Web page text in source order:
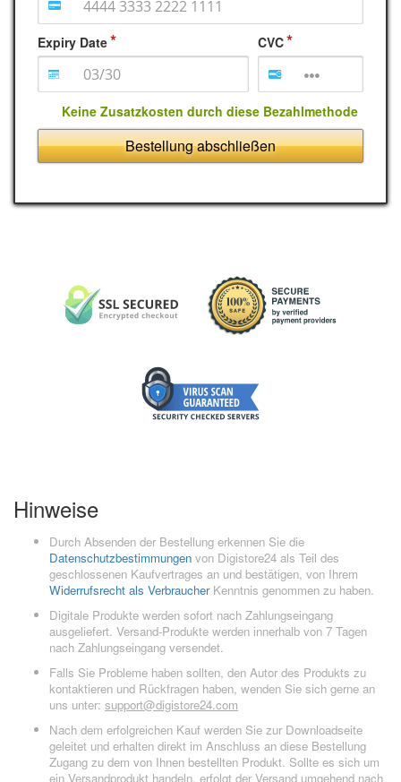
Expiry Date CVC
Keine Zusatzkosten durch diese Bezahlmethode
Bestellung abschließen
Hinweise
Durch Absenden der Bestellung erkennen Sie die
Datenschutzbestimmungen von Digistore24 als Teil des
geschlossenen Kaufvertrages an und bestätigen, von Ihrem
Widerrufsrecht als VerbraucherKenntnis genommen zu haben.
Digitale Produkte werden sofort nach Zahlungseingang
ausgeliefert. Versand-Produkte werden innerhalb von 7 Tagen
nach Zahlungseingang versendet.
Falls Sie Probleme haben sollten, den Autor des Produkts zu
kontaktieren und Rückfragen haben, wenden Sie sich gerne an
uns unter: support@digistore24.com
Nach dem erfolgreichen Kauf werden Sie zur Downloadseite
geleitet und erhalten direkt im Anschluss an diese Bestellung
Zugang zu dem von Ihnen bestellten Produkt. Sollte es sich um
ein Versandprodukt handeln, erfolgt der Versand umgehend nach